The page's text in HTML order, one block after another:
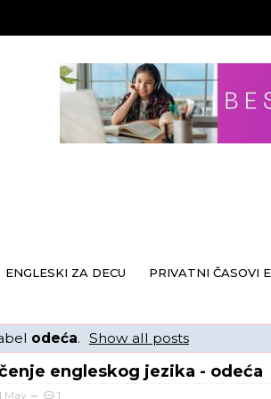
ENGLESKI ZA DECU PRIVATNI ČASOVI
odeća. Show all posts
engleskog jezika - odeća
May 1